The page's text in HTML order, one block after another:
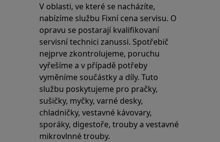
V oblasti, ve které se nacházíte,
nabízíme službu Fixní cena servisu. O
opravu se postarají kvalifikovaní
servisní technici zanussi. Spotřebič
nejprve zkontrolujeme, poruchu
vyřešíme a v případě potřeby
vyměníme součástky a díly. Tuto
službu poskytujeme pro pračky,
sušičky, myčky, varné desky,
chladničky, vestavné kávovary,
sporáky, digestoře, trouby a vestavné
mikrovlnné trouby.